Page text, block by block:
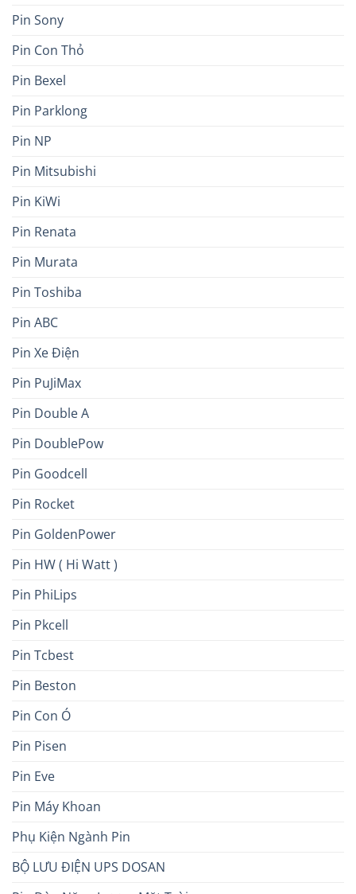
Pin Sony
Pin Con Thỏ
Pin Bexel
Pin Parklong
Pin NP
Pin Mitsubishi
Pin KiWi
Pin Renata
Pin Murata
Pin Toshiba
Pin ABC
Pin Xe Điện
Pin PuJiMax
Pin Double A
Pin DoublePow
Pin Goodcell
Pin Rocket
Pin GoldenPower
Pin HW ( Hi Watt )
Pin PhiLips
Pin Pkcell
Pin Tcbest
Pin Beston
Pin Con Ó
Pin Pisen
Pin Eve
Pin Máy Khoan
Phụ Kiện Ngành Pin
BỘ LƯU ĐIỆN UPS DOSAN